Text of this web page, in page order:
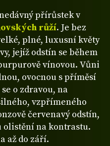
přírůstek v
růží. Je bez
plné, luxusní květy
jejíž odstín se během
vínovou. Vůni
ovocnou s příměsí
o zdravou, na
vzpřímeného
červenavý odstín,
olistění na kontrastu.
až do září.